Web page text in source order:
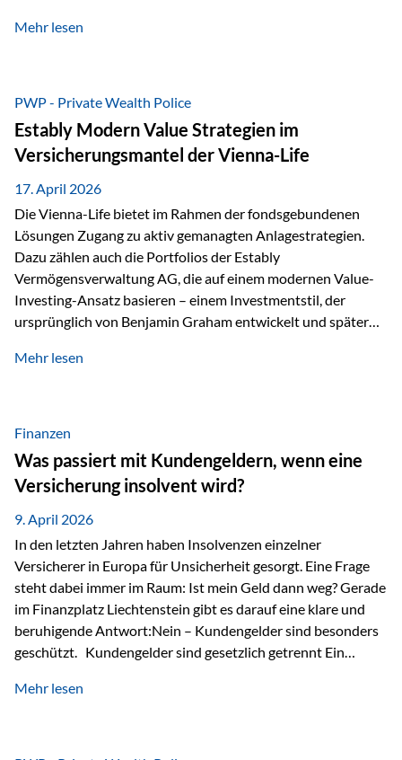
fünf zentrale Faktoren: eine saubere Struktur, breite
diesem Thema liefern unter anderem die praxisnahen
Ansätze von Finanzexperte Klaus Rost, der seit vielen Jahren
für eine verständliche und…
Mehr lesen
PWP - Private Wealth Police
Estably Modern Value Strategien im
Versicherungsmantel der Vienna-Life
17. April 2026
Die Vienna-Life bietet im Rahmen der fondsgebundenen
Lösungen Zugang zu aktiv gemanagten Anlagestrategien.
Dazu zählen auch die Portfolios der Estably
Vermögensverwaltung AG, die auf einem modernen Value-
Investing-Ansatz basieren – einem Investmentstil, der
ursprünglich von Benjamin Graham entwickelt und später
Modernes Value Investing als Grundlage Der
Fokus stehen Unternehmen, deren Börsenkurs unter ihrem
inneren Wert liegt. Neben klassischen
Bewertungskennzahlen werden auch qualitative Faktoren
wie Geschäftsmodell, Wettbewerbsvorteile und
Managementqualität…
Mehr lesen
Finanzen
Was passiert mit Kundengeldern, wenn eine
Versicherung insolvent wird?
9. April 2026
In den letzten Jahren haben Insolvenzen einzelner
Versicherer in Europa für Unsicherheit gesorgt. Eine Frage
steht dabei immer im Raum: Ist mein Geld dann weg? Gerade
im Finanzplatz Liechtenstein gibt es darauf eine klare und
beruhigende Antwort:Nein – Kundengelder sind besonders
geschützt. Kundengelder sind gesetzlich getrennt Ein
sogenannte Sondermasse. Das bedeutet:Die
Mehr lesen